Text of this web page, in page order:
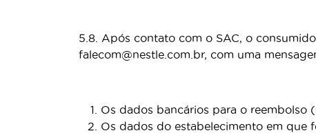
5.8. Após contato com o SAC, o
falecom@nestle.com.br, com uma
Os dados bancários para o reembolso
Os dados do estabelecimento em que